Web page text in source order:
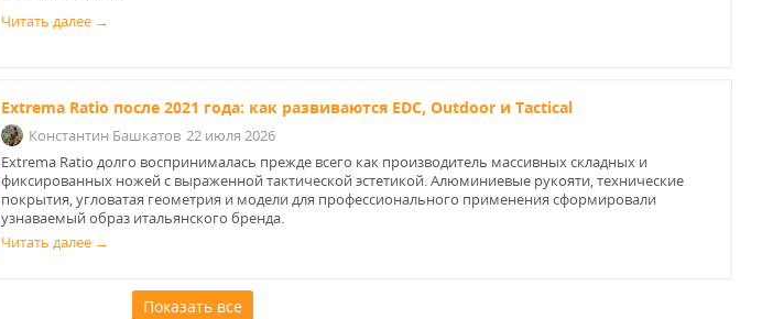
Читать далее →
Extrema Ratio после 2021 года: как развиваются EDC, Outdoor и Tactical
Константин Башкатов 22 июля 2026
Extrema Ratio долго воспринималась прежде всего как производитель массивных складных и
фиксированных ножей с выраженной тактической эстетикой. Алюминиевые рукояти, технические
покрытия, угловатая геометрия и модели для профессионального применения сформировали
узнаваемый образ итальянского бренда.
Читать далее →
Показать все